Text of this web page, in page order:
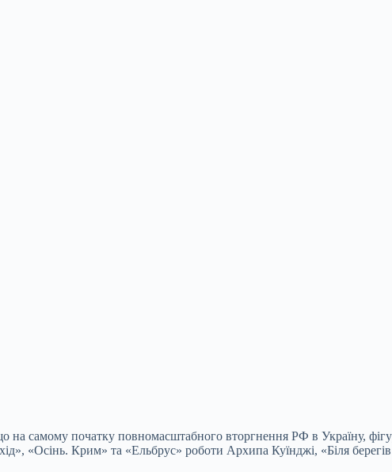
на самому початку повномасштабного вторгнення РФ в Україну,
«Осінь. Крим» та «Ельбрус» роботи Архипа Куїнджі, «Біля